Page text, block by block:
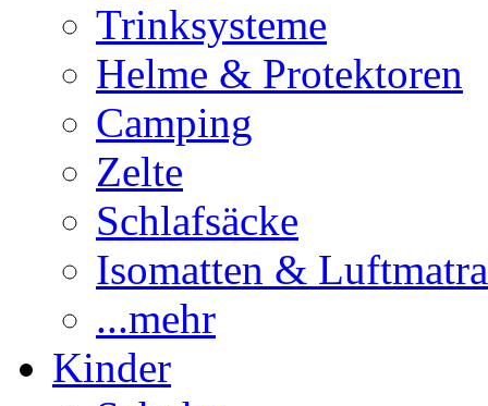
Trinksysteme
Helme & Protektoren
Camping
Zelte
Schlafsäcke
Isomatten &
...mehr
Kinder